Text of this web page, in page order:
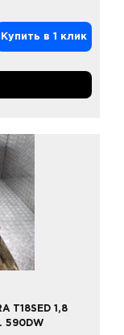
Купить в 1 клик
T18SED 1,8